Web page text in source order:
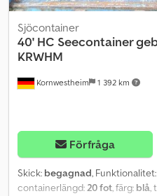
Kornwestheim 1 392 km
Sjöcontainer
40' HC Seecontainer
KRWHM
Förfråga
Skick: begagnad, Funktionalitet:
containerlängd:20 fot, färg: blå,